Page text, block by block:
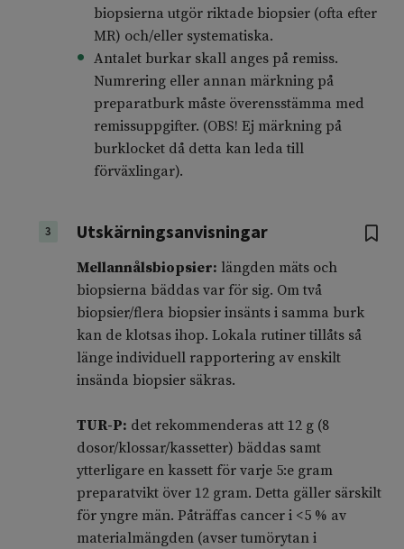
biopsierna utgör riktade biopsier (ofta efter
MR) och/eller systematiska.
Antalet burkar skall anges på remiss.
Numrering eller annan märkning på
preparatburk måste överensstämma med
remissuppgifter. (OBS! Ej märkning på
burklocket då detta kan leda till
förväxlingar).
3 Utskärningsanvisningar
Mellannålsbiopsier: längden mäts och
biopsierna bäddas var för sig. Om två
biopsier/flera biopsier insänts i samma burk
kan de klotsas ihop. Lokala rutiner tillåts så
länge individuell rapportering av enskilt
insända biopsier säkras.
TUR-P: det rekommenderas att 12 g (8
dosor/klossar/kassetter) bäddas samt
ytterligare en kassett för varje 5:e gram
preparatvikt över 12 gram. Detta gäller särskilt
för yngre män. Påträffas cancer i <5 % av
materialmängden (avser tumörytan i